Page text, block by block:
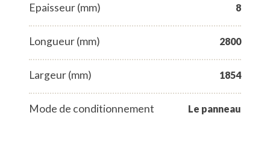
Epaisseur (mm) 8
Longueur (mm) 2800
Largeur (mm) 1854
Mode de conditionnement Le panneau